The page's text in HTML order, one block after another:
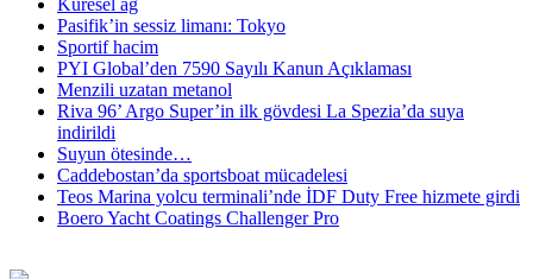
Küresel ağ
Pasifik’in sessiz limanı: Tokyo
Sportif hacim
PYI Global’den 7590 Sayılı Kanun Açıklaması
Menzili uzatan metanol
Riva 96’ Argo Super’in ilk gövdesi La Spezia’da suya
indirildi
Suyun ötesinde…
Caddebostan’da sportsboat mücadelesi
Teos Marina yolcu terminali’nde İDF Duty Free hizmete girdi
Boero Yacht Coatings Challenger Pro